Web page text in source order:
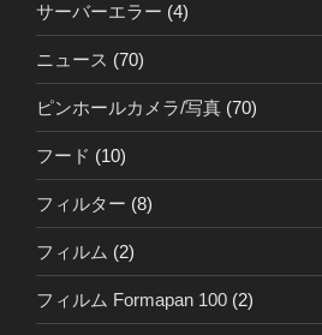
サーバーエラー (4)
ニュース (70)
ピンホールカメラ/写真 (70)
フード (10)
フィルター (8)
フィルム (2)
フィルム Formapan 100 (2)